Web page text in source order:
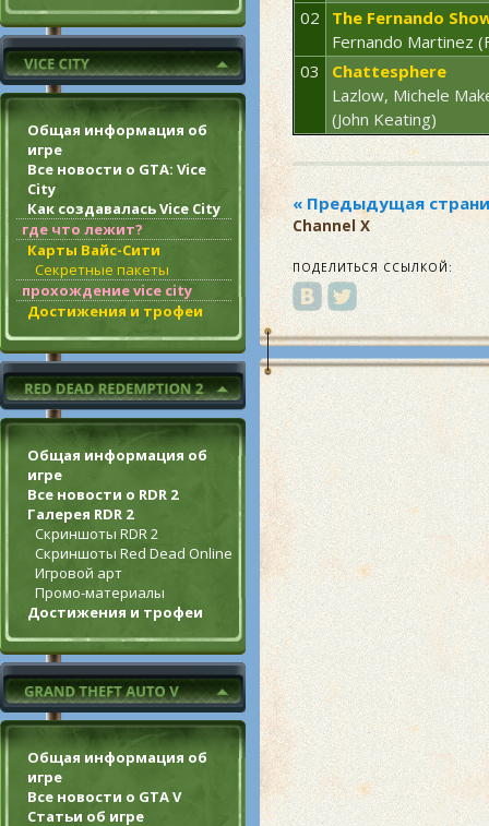
Общая информация об
игре
Все новости о GTA: Vice
City
Как создавалась Vice City
где что лежит?
Карты Вайс-Сити
Секретные пакеты
прохождение vice city
Достижения и трофеи
Общая информация об
игре
Все новости о RDR 2
Галерея RDR 2
Скриншоты RDR 2
Скриншоты Red Dead Online
Игровой арт
Промо-материалы
Достижения и трофеи
Общая информация об
игре
Все новости о GTA V
Статьи об игре
02
The Fernando
Fernando Martinez
03
Chattesphere
Lazlow, Michele
(John Keating)
Channel X
ПОДЕЛИТЬСЯ ССЫЛКОЙ: